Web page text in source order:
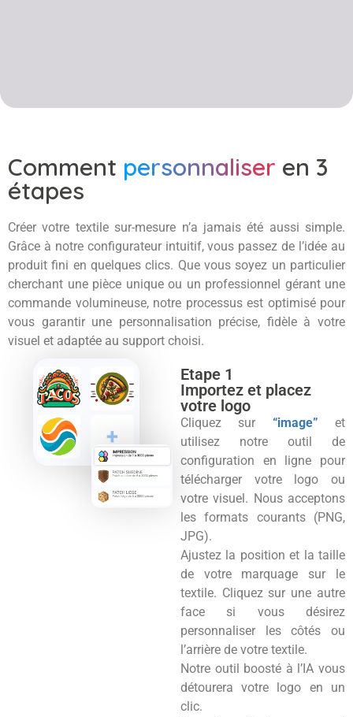
Comment personnaliser en 3
étapes
Créer votre textile sur-mesure n’a jamais été aussi simple.
Grâce à notre configurateur intuitif, vous passez de l’idée au
produit fini en quelques clics. Que vous soyez un particulier
cherchant une pièce unique ou un professionnel gérant une
commande volumineuse, notre processus est optimisé pour
vous garantir une personnalisation précise, fidèle à votre
visuel et adaptée au support choisi.
Etape 1
Importez et placez
votre logo
Cliquez sur “image” et
utilisez notre outil de
configuration en ligne pour
télécharger votre logo ou
votre visuel. Nous acceptons
les formats courants (PNG,
JPG).
Ajustez la position et la taille
de votre marquage sur le
textile. Cliquez sur une autre
face si vous désirez
personnaliser les côtés ou
l’arrière de votre textile.
Notre outil boosté à l’IA vous
détourera votre logo en un
clic.